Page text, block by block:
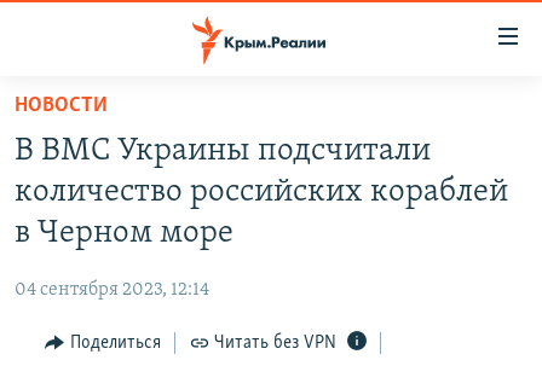
Вернуться
основному
содержанию
Вернутся
главной
навигации
Вернутся
СПЕЦПРОЕКТЫ
ГРУЗ 200
11 ЛЕТ ОККУПАЦИИ КРЫМА. 11 ИСТОРИЙ СОПРОТИВЛЕНИЯ
ВОДА
ЕЩЕ
ИНТЕРАКТИВ
РАДІО СВОБОДА
НОВОСТИ
В ВМС Украины подсчитали
количество российских кораблей
в Черном море
04 сентября 2023, 12:14
Поделиться Читать без VPN